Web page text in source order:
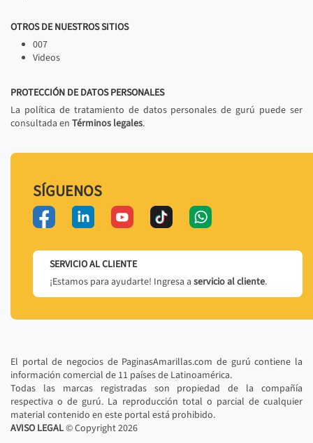
OTROS DE NUESTROS SITIOS
007
Videos
PROTECCIÓN DE DATOS PERSONALES
La política de tratamiento de datos personales de gurú puede ser
consultada en Términos legales.
SÍGUENOS
SERVICIO AL CLIENTE
¡Estamos para ayudarte! Ingresa a servicio al cliente.
El portal de negocios de PaginasAmarillas.com de gurú contiene la
información comercial de 11 países de Latinoamérica.
Todas las marcas registradas son propiedad de la compañía
respectiva o de gurú. La reproducción total o parcial de cualquier
material contenido en este portal está prohibido.
AVISO LEGAL© Copyright2026